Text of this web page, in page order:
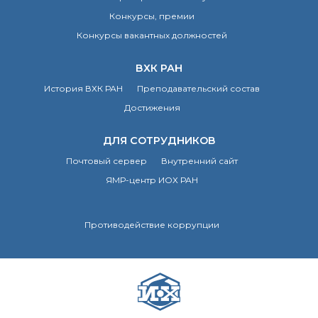
Конкурсы, премии
Конкурсы вакантных должностей
ВХК РАН
История ВХК РАН
Преподавательский состав
Достижения
ДЛЯ СОТРУДНИКОВ
Почтовый сервер
Внутренний сайт
ЯМР-центр ИОХ РАН
Противодействие коррупции